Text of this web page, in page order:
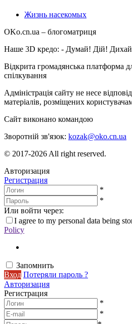
Жизнь насекомых
OKo.cn.ua – блогоматриця
Наше 3D кредо: - Думай! Дій! Дихай
Відкрита громадянська платформа
спілкування
Адміністрація сайту не несе
матеріалів, розміщених
Сайт виконано командою
Зворотній зв'язок: kozak@oko.cn.ua
© 2017-2026 All right reserved.
Авторизация
Регистрация
*
*
Или войти через:
I agree to my personal data being
Policy
Запомнить
Вход Потеряли пароль ?
Авторизация
Регистрация
*
*